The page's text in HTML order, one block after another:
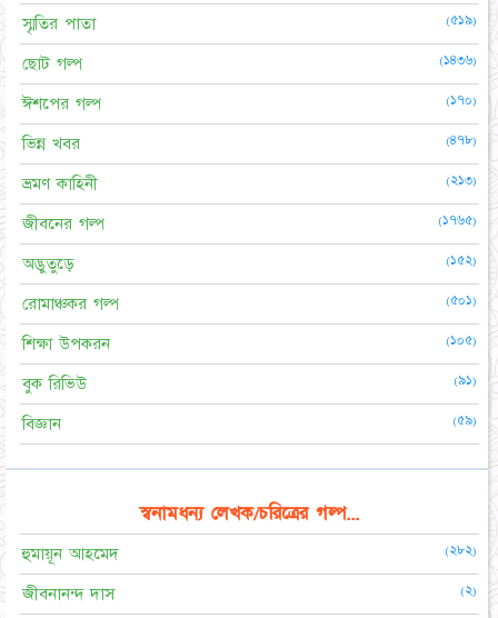
স্মৃতির পাতা (৫১৯)
ছোট গল্প (১৪৩৬)
ঈশপের গল্প (১৭০)
ভিন্ন খবর (৪৭৮)
ভ্রমণ কাহিনী (২১৩)
জীবনের গল্প (১৭৬৫)
অদ্ভুতুড়ে (১৫২)
রোমাঞ্চকর গল্প (৫০১)
শিক্ষা উপকরন (১০৫)
বুক রিভিউ (৯১)
বিজ্ঞান (৫৯)
স্বনামধন্য লেখক/চরিত্রের গল্প...
হুমায়ূন আহমেদ (২৮২)
জীবনানন্দ দাস (২)